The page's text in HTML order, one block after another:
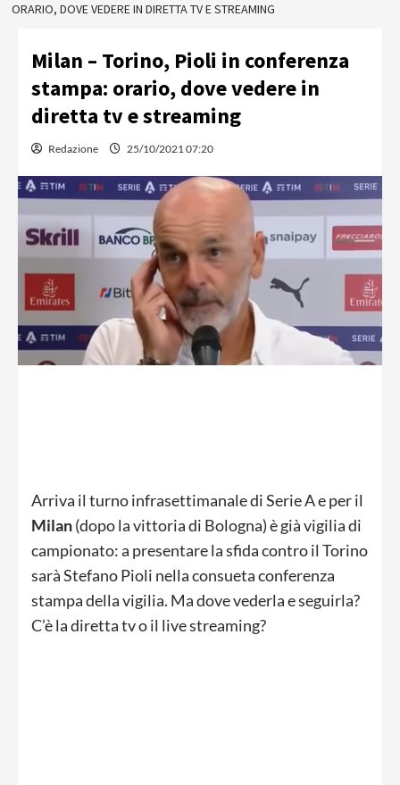
ORARIO, DOVE VEDERE IN DIRETTA TV E STREAMING
Milan – Torino, Pioli in conferenza
stampa: orario, dove vedere in
diretta tv e streaming
Redazione 25/10/2021 07:20
Arriva il turno infrasettimanale di Serie A e per il
Milan(dopo la vittoria di Bologna) è già vigilia di
campionato: a presentare la sfida contro il Torino
sarà Stefano Pioli nella consueta conferenza
stampa della vigilia. Ma dove vederla e seguirla?
C’è la diretta tv o il live streaming?